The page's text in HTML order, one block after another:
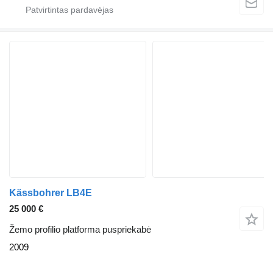
Kässbohrer LB4E
25 000 €
Žemo profilio platforma puspriekabė
2009